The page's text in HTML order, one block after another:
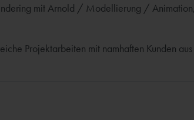
mit Arnold / Modellierung / Animation,
Projektarbeiten mit namhaften Kunden aus